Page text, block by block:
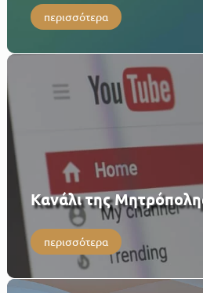
περισσότερα
Κανάλι της
περισσότερα